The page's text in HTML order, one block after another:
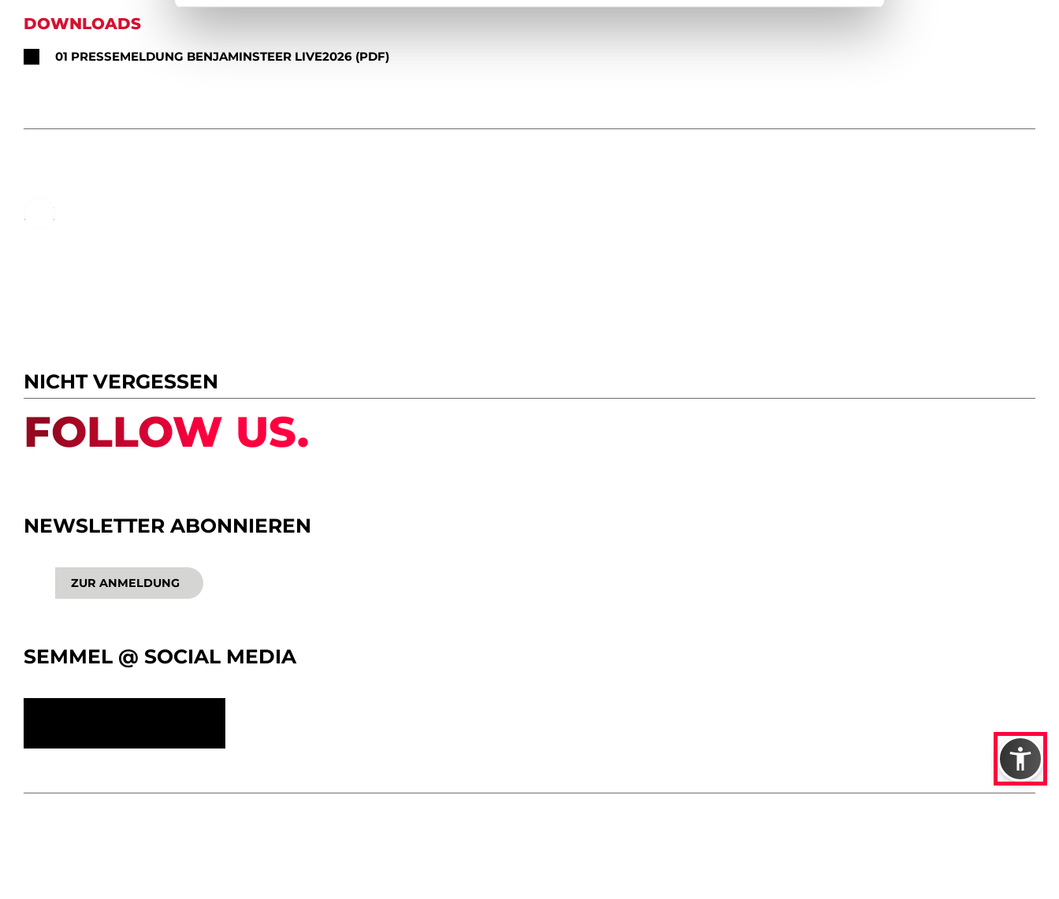
DOWNLOADS
01 PRESSEMELDUNG BENJAMINSTEER LIVE2026 (PDF)
ALLE MITTEILUNGEN IM BLICK
NICHT VERGESSEN
FOLLOW US.
NEWSLETTER ABONNIEREN
ZUR ANMELDUNG
SEMMEL @ SOCIAL MEDIA